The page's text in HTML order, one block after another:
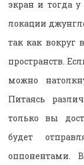
экран и тогда у
локации
так как вокруг
пространств.
можно
Питаясь
только вы
будет
оппонентами.